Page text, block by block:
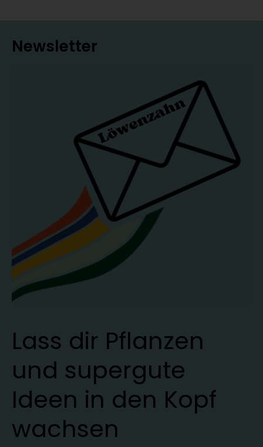
Newsletter
Lass dir Pflanzen
und supergute
Ideen in den Kopf
wachsen